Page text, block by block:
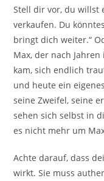
Stell dir vor, du willst
verkaufen. Du
bringt dich weiter.“
Max, der nach
kam, sich endlich
und heute ein
seine Zweifel, seine
sehen sich selbst in
es nicht mehr um
Achte darauf, dass
wirkt. Sie muss